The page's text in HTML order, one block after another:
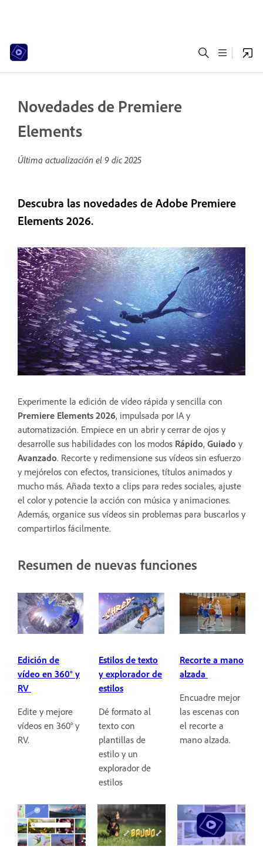
Novedades de Premiere
Elements
Última actualización el 9 dic 2025
Descubra las novedades de Adobe Premiere
Elements 2026.
Experimente la edición de vídeo rápida y sencilla con
Premiere Elements 2026, impulsada por IA y
automatización. Empiece en un abrir y cerrar de ojos y
desarrolle sus habilidades con los modos Rápido, Guiado y
Avanzado. Recorte y redimensione sus vídeos sin esfuerzo
y mejórelos con efectos, transiciones, títulos animados y
mucho más. Añada texto a clips para redes sociales, ajuste
el color y potencie la acción con música y animaciones.
Además, organice sus vídeos sin problemas para buscarlos y
compartirlos fácilmente.
Resumen de nuevas funciones
Edición de
vídeo en 360° y
RV
Edite y mejore
vídeos en 360° y
RV.
Estilos de texto
y explorador de
estilos
Dé formato al
texto con
plantillas de
estilo y un
explorador de
estilos
Recorte a mano
alzada
Encuadre mejor
las escenas con
el recorte a
mano alzada.